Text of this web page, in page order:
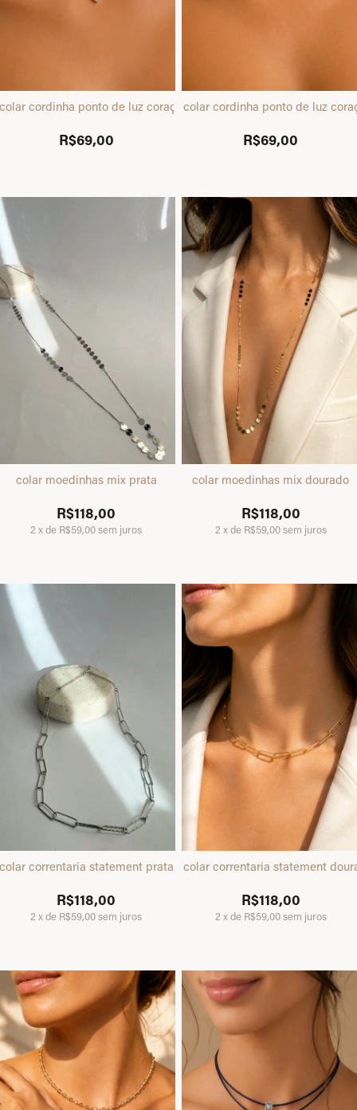
cordinha ponto de luz coração prata
R$69,00
colar cordinha ponto de luz
R$69,00
colar moedinhas mix prata
R$118,00
2 xde R$59,00sem juros
colar moedinhas mix dourado
R$118,00
2 xde R$59,00sem juros
correntaria statement prata
R$118,00
2xde R$59,00sem juros
colar correntaria statement
R$118,00
2xde R$59,00sem juros